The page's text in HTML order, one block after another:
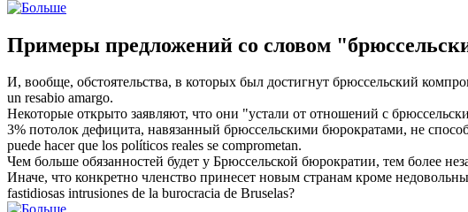
Примеры предложений со словом
И, вообще, обстоятельства, в которых был достигнут брюссельский
un resabio amargo.
Некоторые открыто заявляют, что они "устали от отношений с
3% потолок дефицита, навязанный брюссельскими бюрократами, не
puede hacer que los políticos reales se comprometan.
Чем больше обязанностей будет у Брюссельской бюрократии, тем более
Иначе, что конкретно членство принесет новым странам кроме
fastidiosas intrusiones de la burocracia de Bruselas?